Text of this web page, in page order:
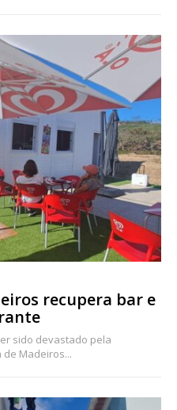
recupera bar e
sido devastado pela
Madeiros...